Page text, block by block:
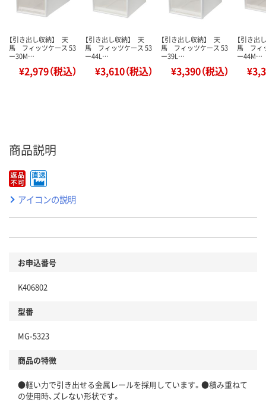
【引き出し収納】 天
馬 フィッツケース 53
ー30M…
¥2,979（税込）
【引き出し収納】 天
馬 フィッツケース 53
ー44L…
¥3,610（税込）
【引き出し収納】 天
馬 フィッツケース 53
ー39L…
¥3,390（税込）
【引き出
馬 フィ
ー44M…
商品説明
アイコンの説明
お申込番号
K406802
型番
MG-5323
商品の特徴
●軽い力で引き出せる金属レールを採用しています。●積み重ねて
の使用時、ズレない形状です。